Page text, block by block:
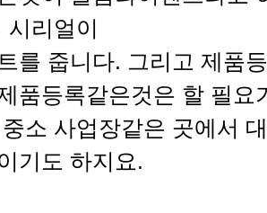
리얼이
를 줍니다. 그리고 제품
품등록같은것은 할 필
소 사업장같은 곳에서
기도 하지요.